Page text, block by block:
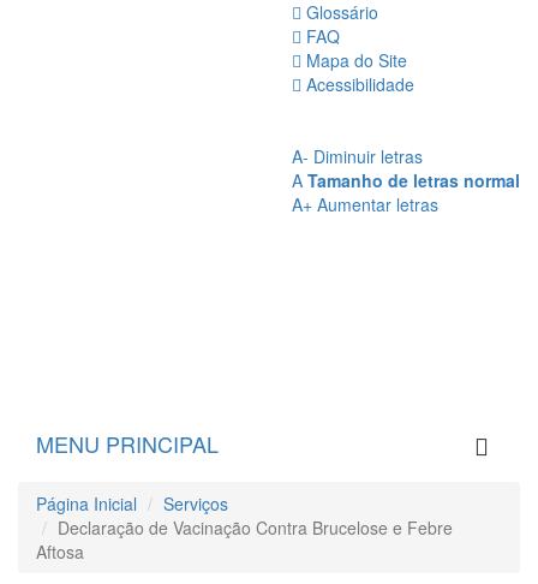
Glossário
FAQ
Mapa do Site
Acessibilidade
A- Diminuir letras
A Tamanho de letras normal
A+ Aumentar letras
MENU PRINCIPAL
Página Inicial
Serviços
Declaração de Vacinação Contra Brucelose e Febre
Aftosa